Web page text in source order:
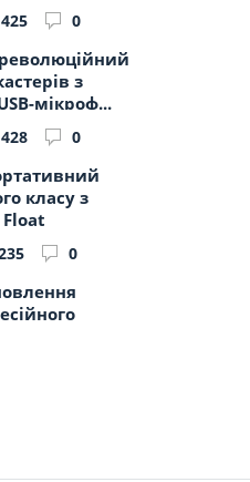
425 0
з
мікроф...
428 0
класу з
Float
0